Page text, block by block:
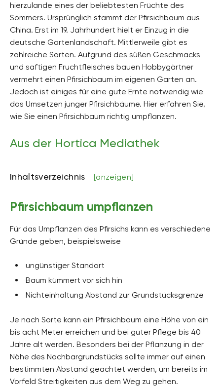
hierzulande eines der beliebtesten Früchte des
Sommers. Ursprünglich stammt der Pfirsichbaum aus
China. Erst im 19. Jahrhundert hielt er Einzug in die
deutsche Gartenlandschaft. Mittlerweile gibt es
zahlreiche Sorten. Aufgrund des süßen Geschmacks
und saftigen Fruchtfleisches bauen Hobbygärtner
vermehrt einen Pfirsichbaum im eigenen Garten an.
Jedoch ist einiges für eine gute Ernte notwendig wie
das Umsetzen junger Pfirsichbäume. Hier erfahren Sie,
wie Sie einen Pfirsichbaum richtig umpflanzen.
Aus der Hortica Mediathek
Inhaltsverzeichnis [anzeigen]
Pfirsichbaum umpflanzen
Für das Umpflanzen des Pfirsichs kann es verschiedene
Gründe geben, beispielsweise
ungünstiger Standort
Baum kümmert vor sich hin
Nichteinhaltung Abstand zur Grundstücksgrenze
Je nach Sorte kann ein Pfirsichbaum eine Höhe von ein
bis acht Meter erreichen und bei guter Pflege bis 40
Jahre alt werden. Besonders bei der Pflanzung in der
Nähe des Nachbargrundstücks sollte immer auf einen
bestimmten Abstand geachtet werden, um bereits im
Vorfeld Streitigkeiten aus dem Weg zu gehen.